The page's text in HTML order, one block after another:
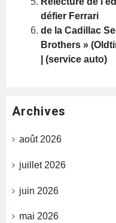
défier Ferrari
de la Cadillac
Brothers »
| (service auto)
Archives
août 2026
juillet 2026
juin 2026
mai 2026